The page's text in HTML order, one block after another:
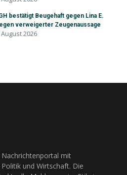
bestätigt Beugehaft gegen Lina E.
verweigerter Zeugenaussage
August 2026
mit
und Wirtschaft. Die